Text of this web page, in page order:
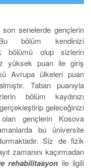
senelerde gençlerin
bölüm kendinizi
bölümü olup sizlerin
yüksek puan ile giriş
Avrupa ülkeleri puan
Taban puanıyla
bölüm kaydınızı
geleceğinizi
olan gençlerin Kosova
bu üniversite
Siz de fizik
zamanını kaçırmadan
rehabilitasyon ile ilgili